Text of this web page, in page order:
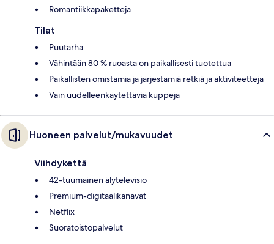
Romantiikkapaketteja
Tilat
Puutarha
Vähintään 80 % ruoasta on paikallisesti tuotettua
Paikallisten omistamia ja järjestämiä retkiä ja aktiviteetteja
Vain uudelleenkäytettäviä kuppeja
Huoneen palvelut/mukavuudet
Viihdykettä
42-tuumainen älytelevisio
Premium-digitaalikanavat
Netflix
Suoratoistopalvelut